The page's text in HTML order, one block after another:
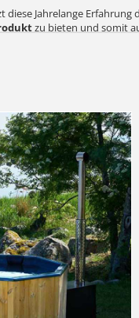
diese Jahrelange
zu bieten und somit